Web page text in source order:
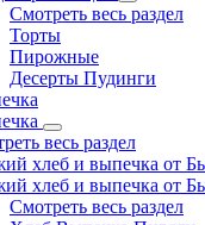
Смотреть весь раздел
Торты
Пирожные
Десерты Пудинги
весь раздел
хлеб и выпечка от
хлеб и выпечка от
Смотреть весь раздел